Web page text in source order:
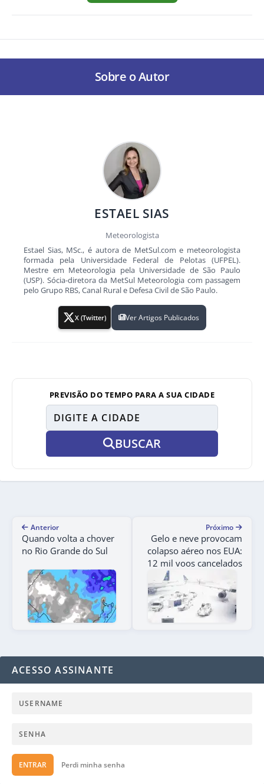
Sobre o Autor
ESTAEL SIAS
Meteorologista
Estael Sias, MSc., é autora de MetSul.com e meteorologista
formada pela Universidade Federal de Pelotas (UFPEL).
Mestre em Meteorologia pela Universidade de São Paulo
(USP). Sócia-diretora da MetSul Meteorologia com passagem
pelo Grupo RBS, Canal Rural e Defesa Civil de São Paulo.
X (Twitter) Ver Artigos Publicados
PREVISÃO DO TEMPO PARA A SUA CIDADE
BUSCAR
Anterior
Quando volta a chover
no Rio Grande do Sul
Próximo
Gelo e neve provocam
colapso aéreo nos EUA:
12 mil voos cancelados
ACESSO ASSINANTE
ENTRAR Perdi minha senha